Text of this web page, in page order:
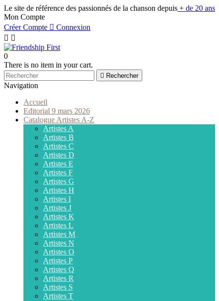
Le site de référence des passionnés de la chanson depuis + de 20 ans
Mon Compte
Créer Compte  Connexion
 
0
There is no item in your cart.
 Rechercher
Navigation
Accueil
Editorial 9 mars 2026
Catalogue Artistes A-Z
Artistes A
Artistes B
Artistes C
Artistes D
Artistes E
Artistes F
Artistes G
Artistes H
Artistes I
Artistes J
Artistes K
Artistes L
Artistes M
Artistes N
Artistes O
Artistes P
Artistes Q
Artistes R
Artistes S
Artistes T